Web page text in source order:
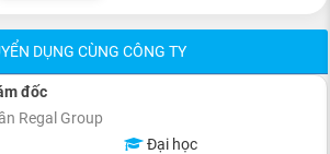
DỤNG CÙNG CÔNG TY
đốc
Regal Group
Đại học